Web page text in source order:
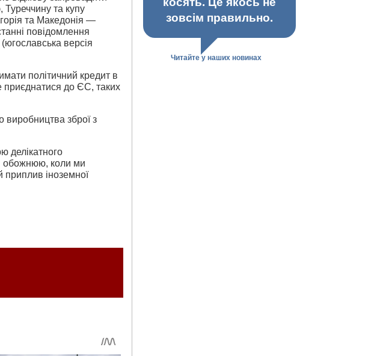
Туреччину та купу
та Македонія —
повідомлення
версія
політичний кредит в
приєднатися до ЄС, таких
виробництва зброї з
делікатного
обожнюю, коли ми
іноземної
зовсім правильно.
Читайте у наших новинах